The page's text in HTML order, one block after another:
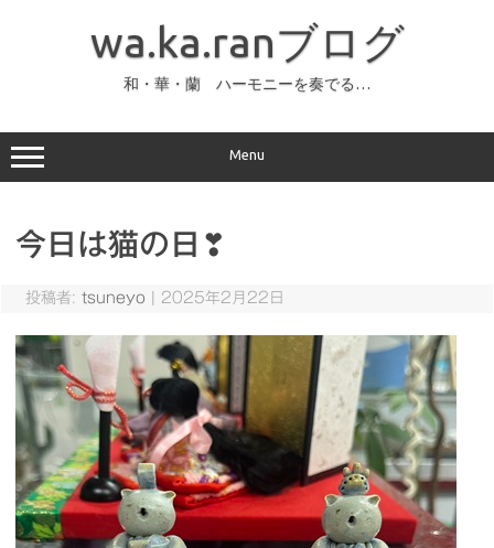
ッ
プ
wa.ka.ranブログ
和・華・蘭 ハーモニーを奏でる…
Menu
今日は猫の日❣
投稿者: tsuneyo 2025年2月22日